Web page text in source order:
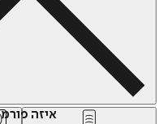
איזה פורמט